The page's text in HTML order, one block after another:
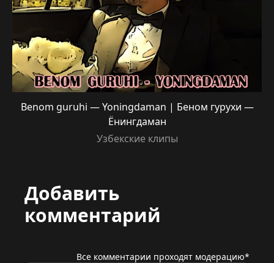
Benom guruhi — Yoningdaman | Беном гурухи —
Ёнингдаман
Узбекские клипы
Добавить
комментарий
Все комментарии проходят модерацию*